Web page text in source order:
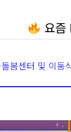
요즘
봄센터 및 이동